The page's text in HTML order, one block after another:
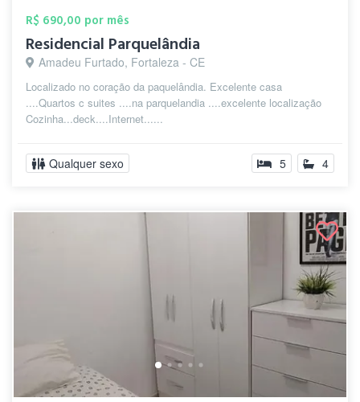
R$ 690,00 por mês
Residencial Parquelândia
Amadeu Furtado, Fortaleza - CE
Localizado no coração da paquelândia. Excelente casa
....Quartos c suites ....na parquelandia ....excelente localização
Cozinha...deck....Internet......
Qualquer sexo 5 4